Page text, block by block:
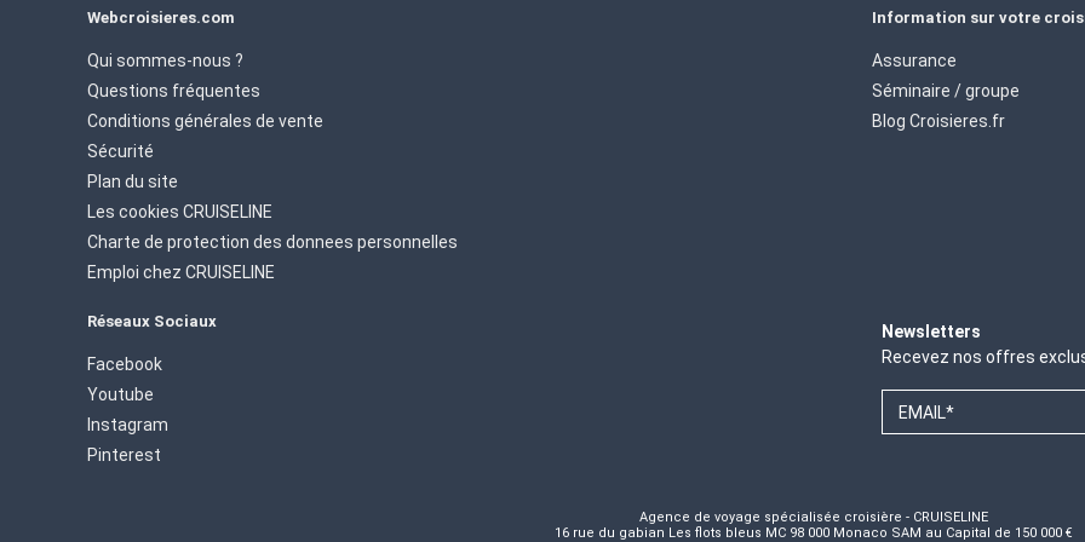
Webcroisieres.com
Qui sommes-nous ?
Questions fréquentes
Conditions générales de vente
Sécurité
Plan du site
Les cookies CRUISELINE
Charte de protection des donnees personnelles
Emploi chez CRUISELINE
Information sur votre
Assurance
Séminaire / groupe
Blog Croisieres.fr
Réseaux Sociaux
Facebook
Youtube
Instagram
Pinterest
Newsletters
Recevez nos offres
EMAIL*
Agence de voyage spécialisée croisière - CRUISELINE
16 rue du gabian Les flots bleus MC 98 000 Monaco SAM au Capital de 150 000 €